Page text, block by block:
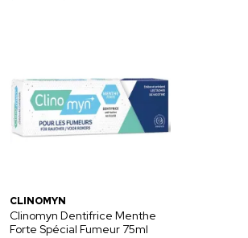
CLINOMYN
Clinomyn Dentifrice Menthe
Forte Spécial Fumeur 75ml